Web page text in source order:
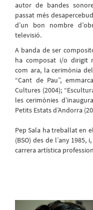
autor de bandes
passat més
d’un bon nombre
televisió.
A banda de ser
ha composat i/o dirigit
com ara, la cerimònia
“Cant de Pau”,
Cultures (2004);
les cerimònies
Petits Estats d’Andorra
Pep Sala ha treballat en
(BSO) des de l’any
carrera artística